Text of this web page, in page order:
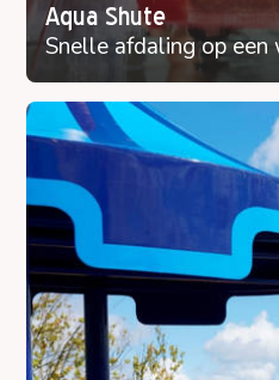
Aqua Shute
Snelle afdaling op een